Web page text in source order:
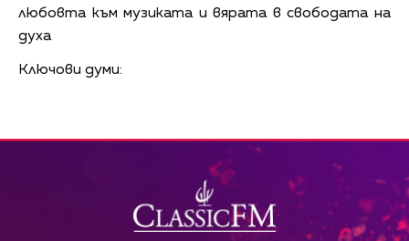
любовта към музиката и вярата в свободата на
духа
Ключови думи: